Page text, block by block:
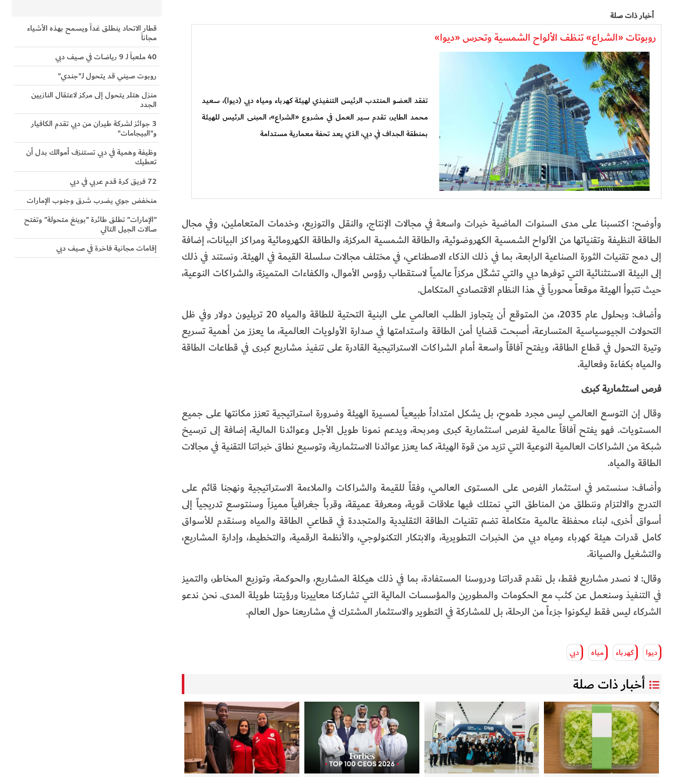
أخبار ذات صلة
روبوتات «الشراع» تنظف الألواح الشمسية وتحرس «ديوا»
تفقد العضو المنتدب الرئيس التنفيذي لهيئة كهرباء ومياه دبي (ديوا)، سعيد
محمد الطاير، تقدم سير العمل في مشروع «الشراع»، المبنى الرئيس للهيئة
بمنطقة الجداف في دبي، الذي يعد تحفة معمارية مستدامة
وأوضح: اكتسبنا على مدى السنوات الماضية خبرات واسعة في مجالات الإنتاج، والنقل والتوزيع، وخدمات المتعاملين، وفي مجال
الطاقة النظيفة وتقنياتها من الألواح الشمسية الكهروضوئية، والطاقة الشمسية المركزة، والطاقة الكهرومائية ومراكز البيانات، إضافة
إلى دمج تقنيات الثورة الصناعية الرابعة، بما في ذلك الذكاء الاصطناعي، في مختلف مجالات سلسلة القيمة في الهيئة. ونستند في ذلك
إلى البيئة الاستثنائية التي توفرها دبي والتي تشكّل مركزاً عالمياً لاستقطاب رؤوس الأموال، والكفاءات المتميزة، والشراكات النوعية،
حيث تتبوأ الهيئة موقعاً محورياً في هذا النظام الاقتصادي المتكامل.
وأضاف: وبحلول عام 2035، من المتوقع أن يتجاوز الطلب العالمي على البنية التحتية للطاقة والمياه 20 تريليون دولار وفي ظل
التحولات الجيوسياسية المتسارعة، أصبحت قضايا أمن الطاقة واستدامتها في صدارة الأولويات العالمية، ما يعزز من أهمية تسريع
وتيرة التحول في قطاع الطاقة، ويفتح آفاقاً واسعة أمام الشراكات الاستراتيجية القادرة على تنفيذ مشاريع كبرى في قطاعات الطاقة
والمياه بكفاءة وفعالية.
فرص استثمارية كبرى
وقال إن التوسع العالمي ليس مجرد طموح، بل يشكل امتداداً طبيعياً لمسيرة الهيئة وضرورة استراتيجية تعزز مكانتها على جميع
المستويات. فهو يفتح آفاقاً عالمية لفرص استثمارية كبرى ومربحة، ويدعم نمونا طويل الأجل وعوائدنا المالية، إضافة إلى ترسيخ
شبكة من الشراكات العالمية النوعية التي تزيد من قوة الهيئة، كما يعزز عوائدنا الاستثمارية، وتوسيع نطاق خبراتنا التقنية في مجالات
الطاقة والمياه.
وأضاف: سنستمر في استثمار الفرص على المستوى العالمي، وفقاً للقيمة والشراكات والملاءمة الاستراتيجية ونهجنا قائم على
التدرج والالتزام وننطلق من المناطق التي نمتلك فيها علاقات قوية، ومعرفة عميقة، وقرباً جغرافياً مميزاً وسنتوسع تدريجياً إلى
أسواق أخرى، لبناء محفظة عالمية متكاملة تضم تقنيات الطاقة التقليدية والمتجددة في قطاعي الطاقة والمياه وسنقدم للأسواق
كامل قدرات هيئة كهرباء ومياه دبي من الخبرات التطويرية، والابتكار التكنولوجي، والأنظمة الرقمية، والتخطيط، وإدارة المشاريع،
والتشغيل والصيانة.
وقال: لا نصدر مشاريع فقط، بل نقدم قدراتنا ودروسنا المستفادة، بما في ذلك هيكلة المشاريع، والحوكمة، وتوزيع المخاطر، والتميز
في التنفيذ وسنعمل عن كثب مع الحكومات والمطورين والمؤسسات المالية التي تشاركنا معاييرنا ورؤيتنا طويلة المدى. نحن ندعو
الشركاء ليس فقط ليكونوا جزءاً من الرحلة، بل للمشاركة في التطوير والاستثمار المشترك في مشاريعنا حول العالم.
ديوا كهرباء مياه دبي
أخبار ذات صلة
قطار الاتحاد ينطلق غداً ويسمح بهذه الأشياء
مجاناً
40 ملعباً لـ 9 رياضات في صيف دبي
روبوت صيني قد يتحول لـ"جندي"
منزل هتلر يتحول إلى مركز لاعتقال النازيين
الجدد
3 جوائز لشركة طيران من دبي تقدم الكافيار
و"البيجامات"
وظيفة وهمية في دبي تستنزف أموالك بدل أن
تعطيك
72 فريق كرة قدم عربي في دبي
منخفض جوي يضرب شرق وجنوب الإمارات
"الإمارات" تطلق طائرة "بوينغ متحولة" وتفتح
صالات الجيل التالي
إقامات مجانية فاخرة في صيف دبي